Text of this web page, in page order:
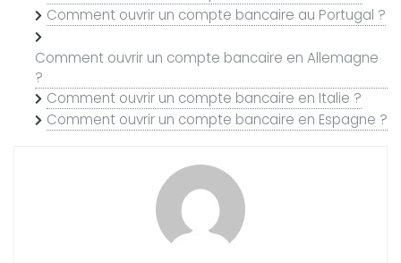
Comment ouvrir un compte bancaire au Portugal ?
Comment ouvrir un compte bancaire en Allemagne
?
Comment ouvrir un compte bancaire en Italie ?
Comment ouvrir un compte bancaire en Espagne ?